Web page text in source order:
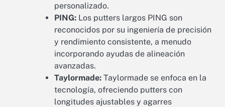
personalizado.
PING: Los putters largos PING son
reconocidos por su ingeniería de precisión
y rendimiento consistente, a menudo
incorporando ayudas de alineación
avanzadas.
Taylormade: Taylormade se enfoca en la
tecnología, ofreciendo putters con
longitudes ajustables y agarres